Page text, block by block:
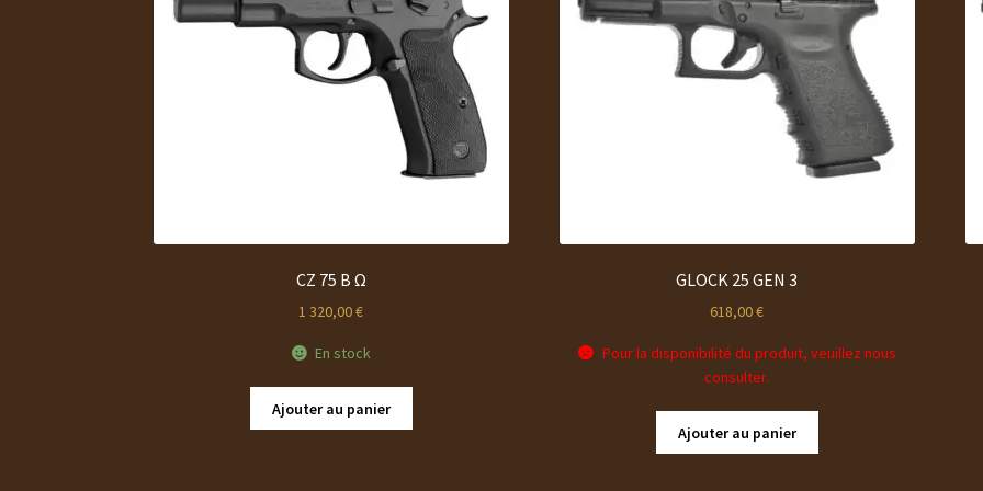
CZ 75 B Ω
1 320,00€
En stock
Ajouter au panier
GLOCK 25 GEN 3
618,00€
Pour la disponibilité du produit, veuillez nous
consulter.
Ajouter au panier